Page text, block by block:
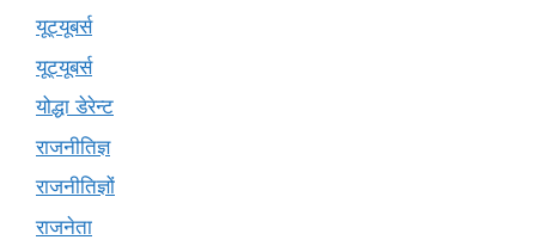
यूट्‍यूबर्स
यूट्यूबर्स
योद्धा डेरेन्ट
राजनीतिज्ञ
राजनीतिज्ञों
राजनेता